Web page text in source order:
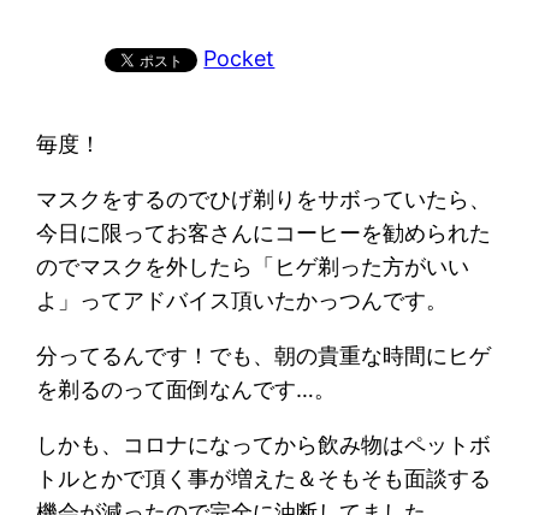
Pocket
毎度！
マスクをするのでひげ剃りをサボっていたら、
今日に限ってお客さんにコーヒーを勧められた
のでマスクを外したら「ヒゲ剃った方がいい
よ」ってアドバイス頂いたかっつんです。
分ってるんです！でも、朝の貴重な時間にヒゲ
を剃るのって面倒なんです…。
しかも、コロナになってから飲み物はペットボ
トルとかで頂く事が増えた＆そもそも面談する